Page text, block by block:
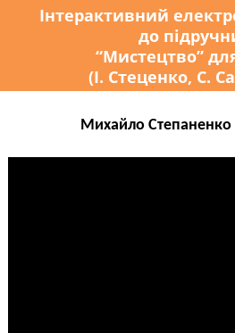
Інтерактивний
до
“Мистецтво”
(І. Стеценко, С.
Михайло Степаненко